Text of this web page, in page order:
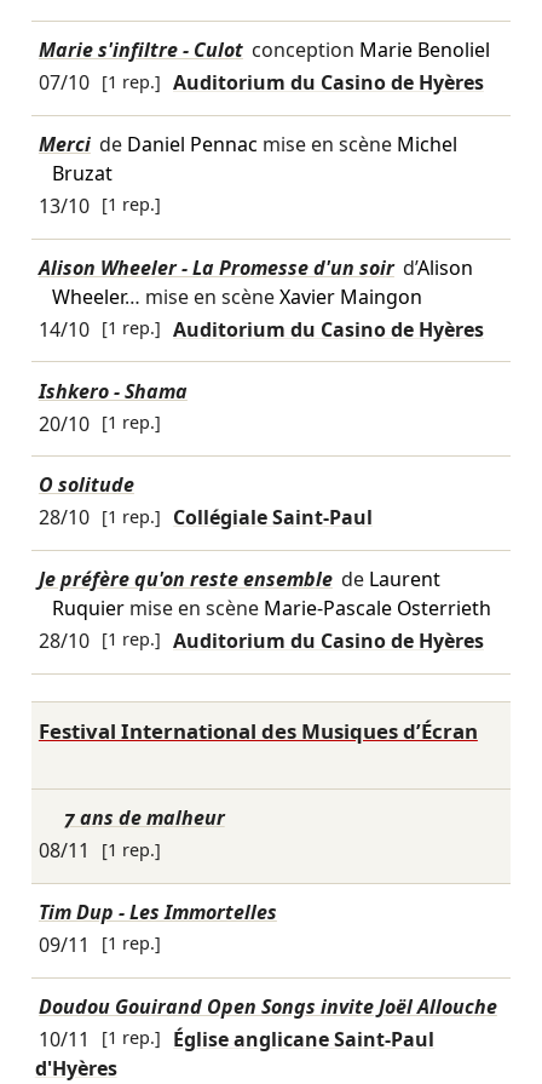
Marie s'infiltre - Culot conception Marie Benoliel
07/10 [1 rep.] Auditorium du Casino de Hyères
Merci de Daniel Pennac mise en scène Michel
Bruzat
13/10 [1 rep.]
Alison Wheeler - La Promesse d'un soir d’Alison
Wheeler… mise en scèneXavier Maingon
14/10 [1 rep.] Auditorium du Casino de Hyères
Ishkero - Shama
20/10 [1 rep.]
O solitude
28/10 [1 rep.] Collégiale Saint-Paul
Je préfère qu'on reste ensemble de Laurent
Ruquiermise en scène Marie-Pascale Osterrieth
28/10 [1 rep.] Auditorium du Casino de Hyères
Festival International des Musiques d’Écran
7 ans de malheur
08/11
[1 rep.]
Tim Dup - Les Immortelles
09/11
[1 rep.]
Doudou Gouirand Open Songs invite Joël Allouche
10/11
[1 rep.]
Église anglicane Saint-Paul
d'Hyères